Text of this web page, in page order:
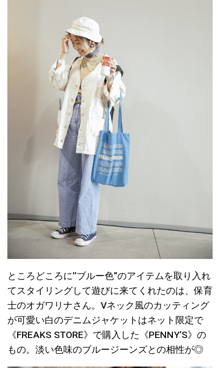
ところどころに’’ブルー色”のアイテムを取り入れ
てスタイリングして遊びに来てくれたのは、保育
士のオガワリナさん。Vネック風のカッティング
が可愛い白のデニムジャケットはネット限定で
《FREAKS STORE》で購入した《PENNY’S》の
もの。淡い色味のブルージーンズとの相性が◎